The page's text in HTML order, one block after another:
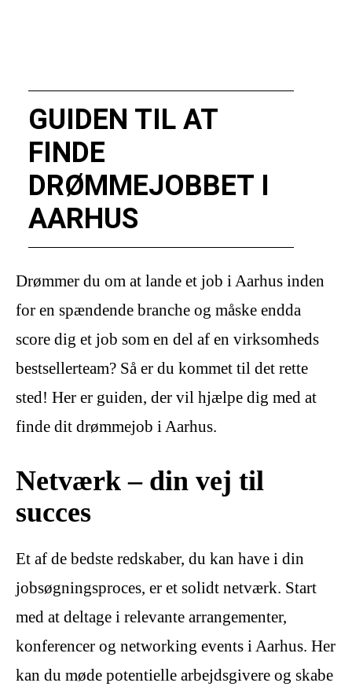
GUIDEN TIL AT
FINDE
DRØMMEJOBBET I
AARHUS
Drømmer du om at lande et job i Aarhus inden
for en spændende branche og måske endda
score dig et job som en del af en virksomheds
bestsellerteam? Så er du kommet til det rette
sted! Her er guiden, der vil hjælpe dig med at
finde dit drømmejob i Aarhus.
Netværk – din vej til
succes
Et af de bedste redskaber, du kan have i din
jobsøgningsproces, er et solidt netværk. Start
med at deltage i relevante arrangementer,
konferencer og networking events i Aarhus. Her
kan du møde potentielle arbejdsgivere og skabe